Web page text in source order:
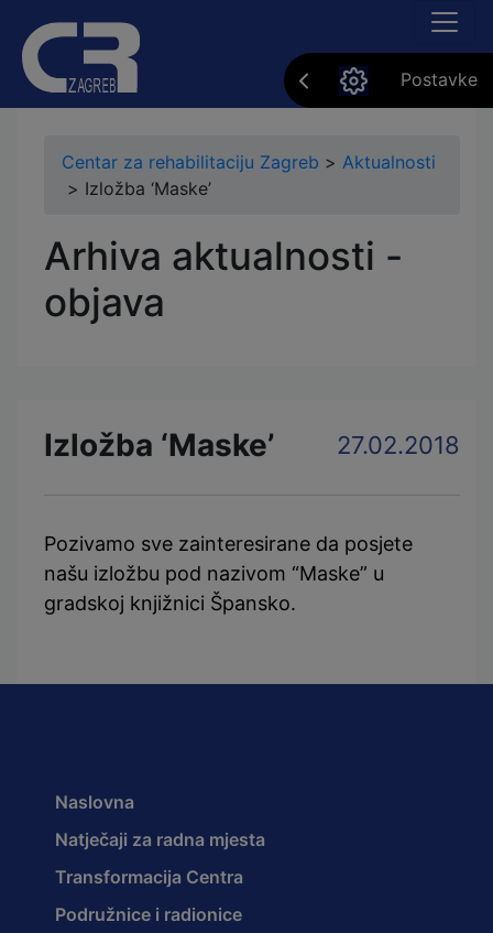
Postavke
Centar za rehabilitaciju Zagreb > Aktualnosti
> Izložba ‘Maske’
Arhiva aktualnosti -
objava
Izložba ‘Maske’ 27.02.2018
Pozivamo sve zainteresirane da posjete
našu izložbu pod nazivom “Maske” u
gradskoj knjižnici Špansko.
Naslovna
Natječaji za radna mjesta
Transformacija Centra
Podružnice i radionice